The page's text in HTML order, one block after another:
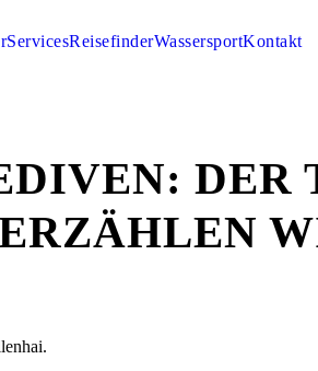
ServicesReisefinderWassersportKontakt
DER